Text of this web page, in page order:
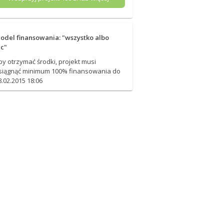
finansowania: "wszystko albo
otrzymać środki, projekt musi
minimum 100% finansowania do
18:06